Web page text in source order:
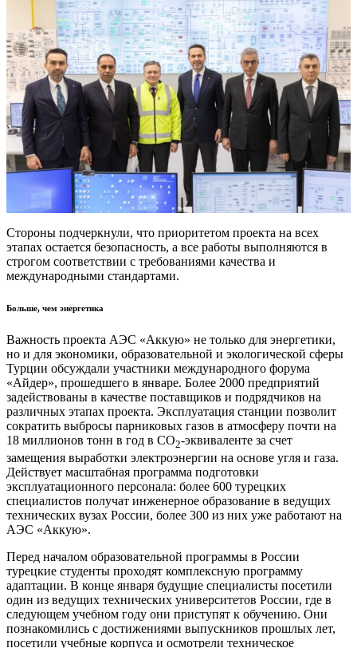
Стороны подчеркнули, что приоритетом проекта на всех
этапах остается безопасность, а все работы выполняются в
строгом соответствии с требованиями качества и
международными стандартами.
Больше, чем энергетика
Важность проекта АЭС «Аккую» не только для энергетики,
но и для экономики, образовательной и экологической сферы
Турции обсуждали участники международного форума
«Айдер», прошедшего в январе. Более 2000 предприятий
задействованы в качестве поставщиков и подрядчиков на
различных этапах проекта. Эксплуатация станции позволит
сократить выбросы парниковых газов в атмосферу почти на
18 миллионов тонн в год в CO2-эквиваленте за счет
замещения выработки электроэнергии на основе угля и газа.
Действует масштабная программа подготовки
эксплуатационного персонала: более 600 турецких
специалистов получат инженерное образование в ведущих
технических вузах России, более 300 из них уже работают на
АЭС «Аккую».
Перед началом образовательной программы в России
турецкие студенты проходят комплексную программу
адаптации. В конце января будущие специалисты посетили
один из ведущих технических университетов России, где в
следующем учебном году они приступят к обучению. Они
познакомились с достижениями выпускников прошлых лет,
посетили учебные корпуса и осмотрели техническое